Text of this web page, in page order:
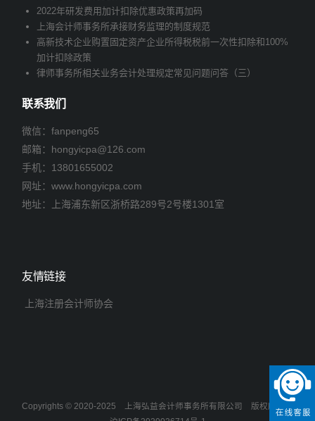
2022年研发费用加计扣除优惠政策再加码
上海会计师事务所承接财务监理的制度规范
高新技术企业购置固定资产企业所得税税前一次性扣除和100%
加计扣除政策
律师事务所相关业务会计处理规定常见问题问答（三）
联系我们
微信：fanpeng65
邮箱： hongyicpa@126.com
手机： 13801655002
网址：www.hongyicpa.com
地址：上海浦东新区浙桥路289号2号楼1301室
友情链接
上海注册会计师协会
Copyrights © 2020-2025 上海弘益会计师事务所有限公司 版权所有